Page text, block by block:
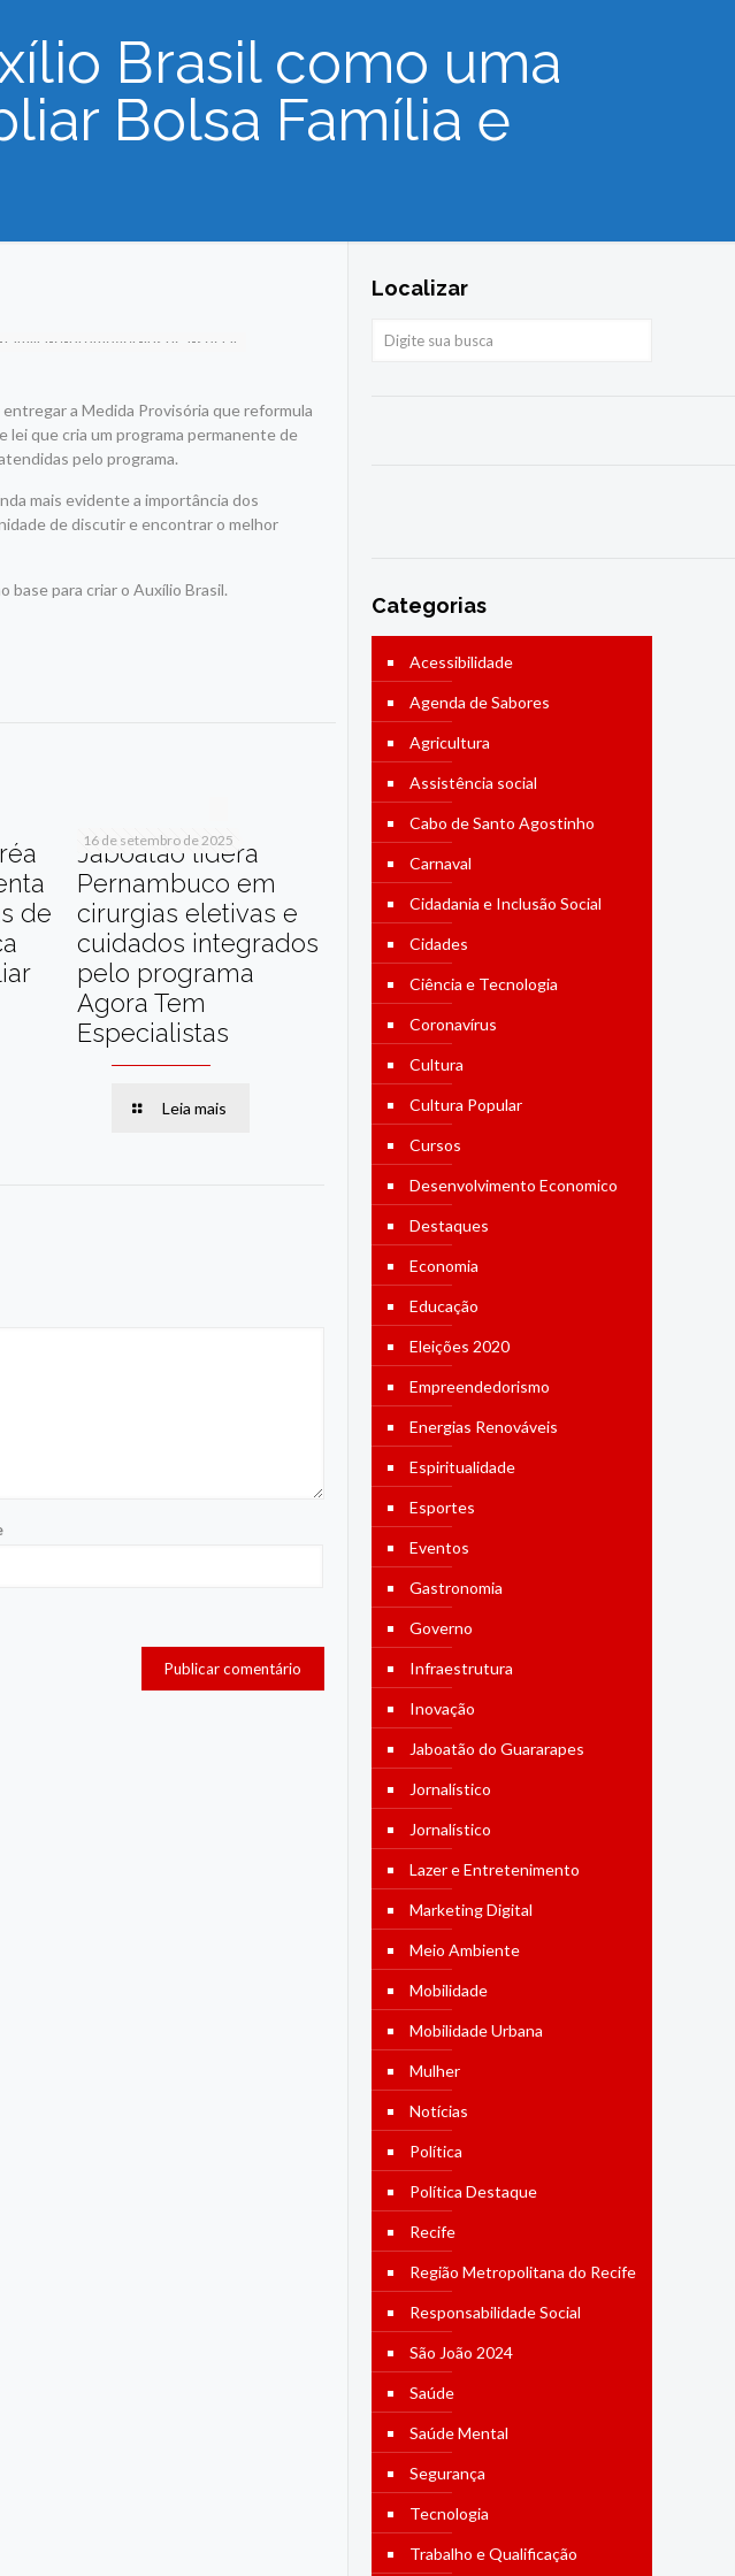
Brasil como uma
Bolsa Família e
a Medida Provisória que reformula
lei que cria um programa permanente de
pelo programa.
mais evidente a importância dos
de discutir e encontrar o melhor
base para criar o Auxílio Brasil.
de
16 de setembro de 2025
Jaboatão lidera
Pernambuco em
cirurgias eletivas e
cuidados integrados
pelo programa
Agora Tem
Especialistas
Leia mais
Localizar
Categorias
Acessibilidade
Agenda de Sabores
Agricultura
Assistência social
Cabo de Santo Agostinho
Carnaval
Cidadania e Inclusão Social
Cidades
Ciência e Tecnologia
Coronavírus
Cultura
Cultura Popular
Cursos
Desenvolvimento Economico
Destaques
Economia
Educação
Eleições 2020
Empreendedorismo
Energias Renováveis
Espiritualidade
Esportes
Eventos
Gastronomia
Governo
Infraestrutura
Inovação
Jaboatão do Guararapes
Jornalístico
Jornalístico
Lazer e Entretenimento
Marketing Digital
Meio Ambiente
Mobilidade
Mobilidade Urbana
Mulher
Notícias
Política
Política Destaque
Recife
Região Metropolitana do Recife
Responsabilidade Social
São João 2024
Saúde
Saúde Mental
Segurança
Tecnologia
Trabalho e Qualificação